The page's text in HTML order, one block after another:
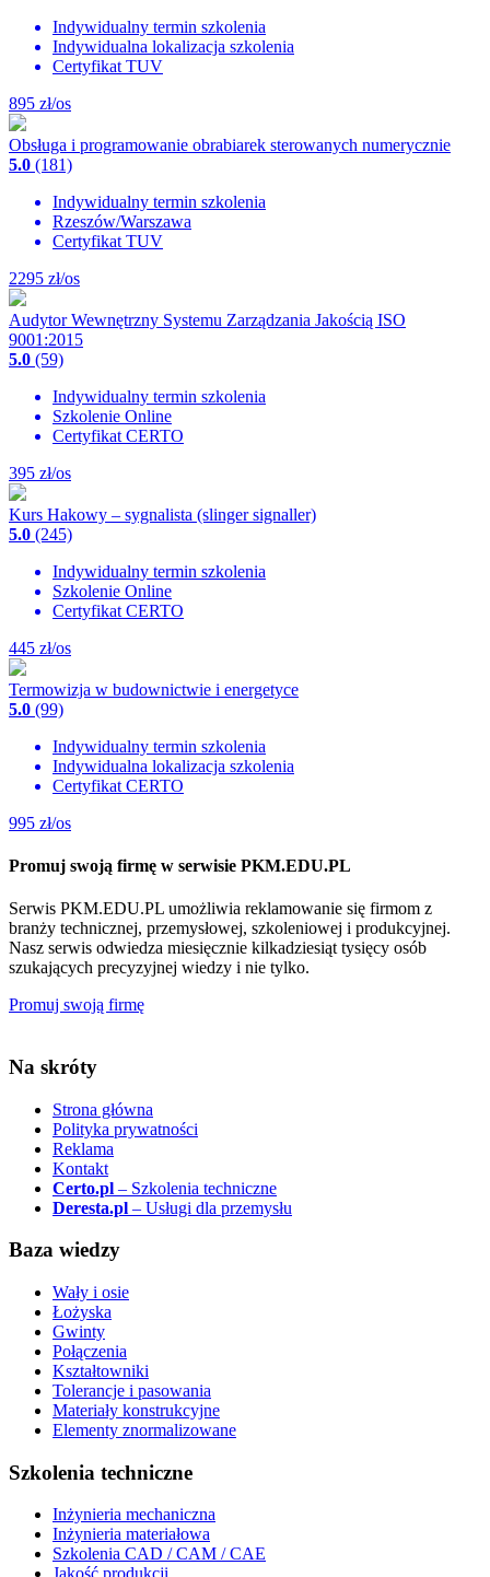
Indywidualny termin szkolenia
Indywidualna lokalizacja szkolenia
Certyfikat TUV
895 zł/os
Obsługa i programowanie obrabiarek sterowanych numerycznie
5.0 (181)
Indywidualny termin szkolenia
Rzeszów/Warszawa
Certyfikat TUV
2295 zł/os
Audytor Wewnętrzny Systemu Zarządzania Jakością ISO
9001:2015
5.0 (59)
Indywidualny termin szkolenia
Szkolenie Online
Certyfikat CERTO
395 zł/os
Kurs Hakowy – sygnalista (slinger signaller)
5.0 (245)
Indywidualny termin szkolenia
Szkolenie Online
Certyfikat CERTO
445 zł/os
Termowizja w budownictwie i energetyce
5.0 (99)
Indywidualny termin szkolenia
Indywidualna lokalizacja szkolenia
Certyfikat CERTO
995 zł/os
Promuj swoją firmę w serwisie PKM.EDU.PL
Serwis PKM.EDU.PL umożliwia reklamowanie się firmom z
branży technicznej, przemysłowej, szkoleniowej i produkcyjnej.
Nasz serwis odwiedza miesięcznie kilkadziesiąt tysięcy osób
szukających precyzyjnej wiedzy i nie tylko.
Promuj swoją firmę
Na skróty
Strona główna
Polityka prywatności
Reklama
Kontakt
Certo.pl – Szkolenia techniczne
Deresta.pl – Usługi dla przemysłu
Baza wiedzy
Wały i osie
Łożyska
Gwinty
Połączenia
Kształtowniki
Tolerancje i pasowania
Materiały konstrukcyjne
Elementy znormalizowane
Szkolenia techniczne
Inżynieria mechaniczna
Inżynieria materiałowa
Szkolenia CAD / CAM / CAE